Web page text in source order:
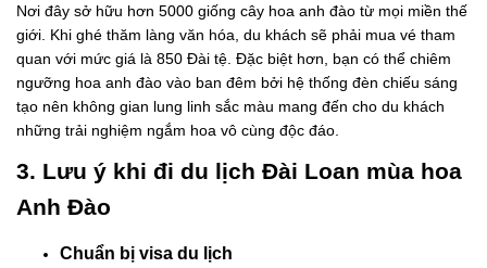
Nơi đây sở hữu hơn 5000 giống cây hoa anh đào từ mọi miền thế
giới. Khi ghé thăm làng văn hóa, du khách sẽ phải mua vé tham
quan với mức giá là 850 Đài tệ. Đặc biệt hơn, bạn có thể chiêm
ngưỡng hoa anh đào vào ban đêm bởi hệ thống đèn chiếu sáng
tạo nên không gian lung linh sắc màu mang đến cho du khách
những trải nghiệm ngắm hoa vô cùng độc đáo.
3. Lưu ý khi đi du lịch Đài Loan mùa hoa
Anh Đào
Chuẩn bị visa du lịch